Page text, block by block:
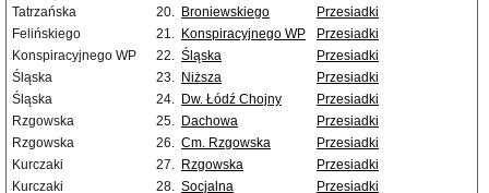
Tatrzańska
20. Broniewskiego
Przesiadki
Felińskiego
21. Konspiracyjnego WP
Przesiadki
Konspiracyjnego WP
22. Śląska
Przesiadki
Śląska
23. Niższa
Przesiadki
Śląska
24. Dw. Łódź Chojny
Przesiadki
Rzgowska
25. Dachowa
Przesiadki
Rzgowska
26. Cm. Rzgowska
Przesiadki
Kurczaki
27. Rzgowska
Przesiadki
Kurczaki
28. Socjalna
Przesiadki